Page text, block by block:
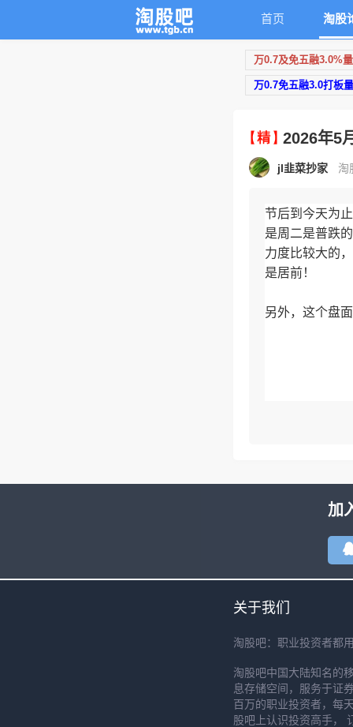
首页 淘股
万0.7及免五融3.0%
万0.7免五融3.0打板
2026年5
jl韭菜抄家 淘
节后到今天为
是周二是普跌
力度比较大的
是居前！
另外，这个盘
加
关于我们
淘股吧：职业投资者都
淘股吧中国大陆知名的
息存储空间，服务于证
百万的职业投资者，每
股吧上认识投资高手，